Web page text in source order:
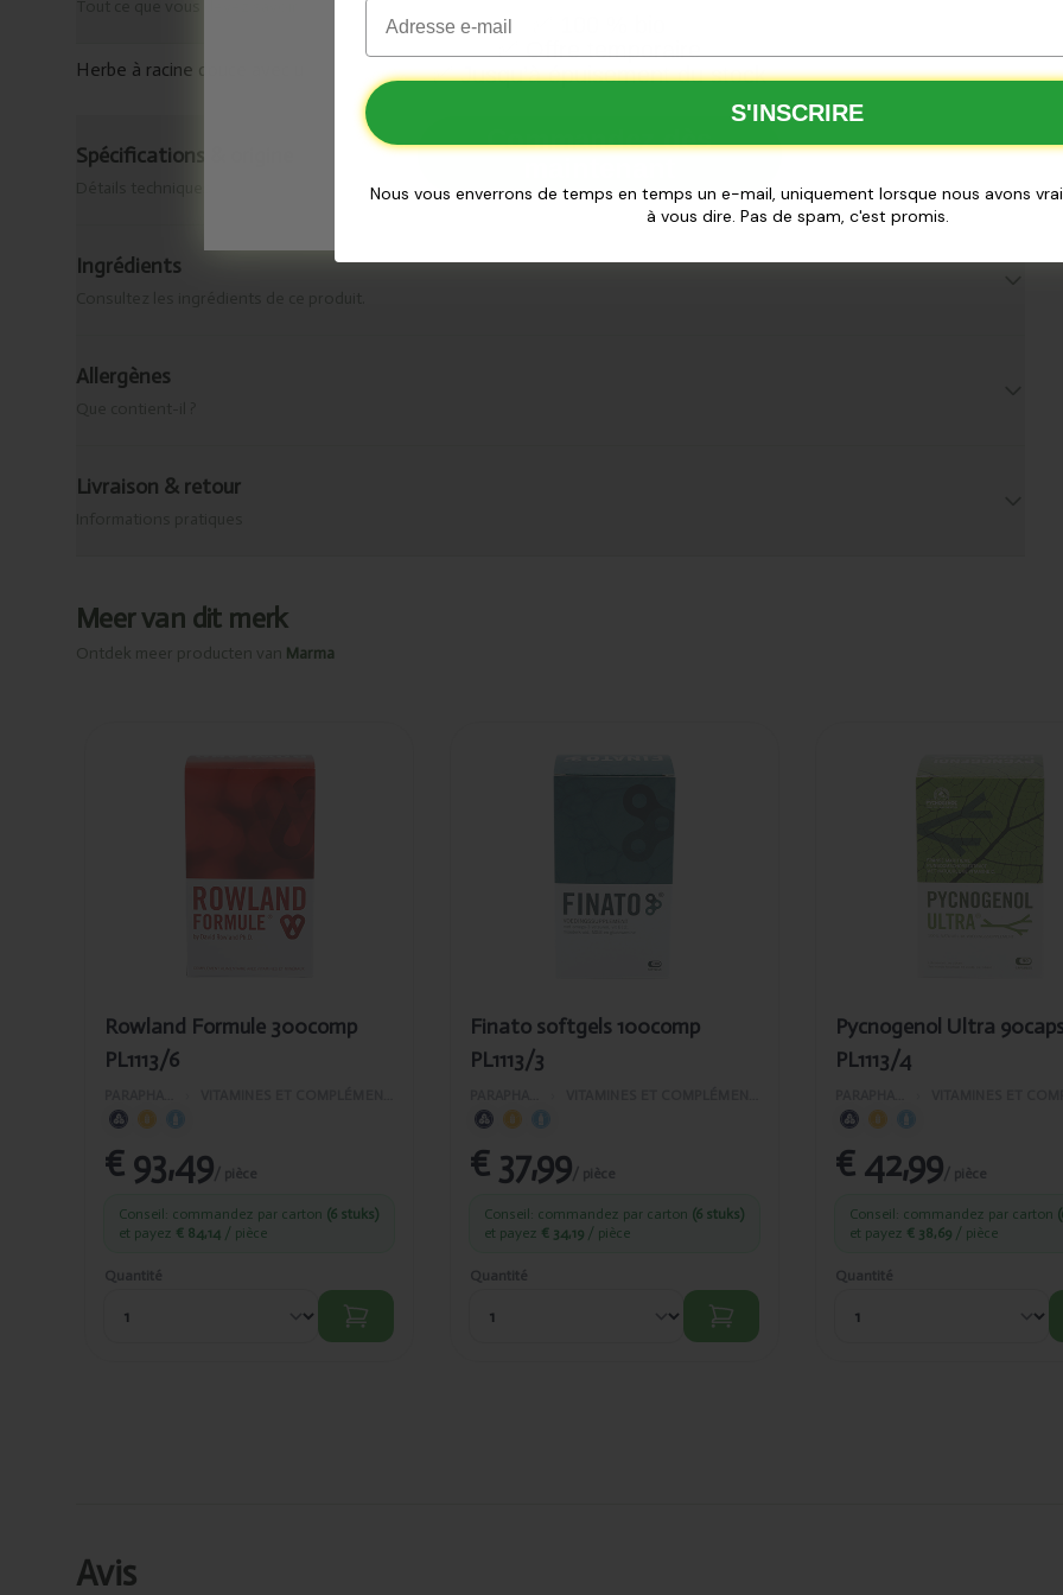
Herbe à racine douce avec une texture douce, légèrement sucrée et visqueuse en infusions.
Spécifications & origine
Ingrédients
Allergènes
Livraison & retour
Meer van dit merk
Ontdek meer producten van Marma
Rowland Formule 300comp
PL1113/6
€ 93,49/ pièce
Conseil: commandez par carton (6 stuks)
et payez € 84,14 / pièce
Quantité
Finato softgels 100comp
PL1113/3
€ 37,99/ pièce
Conseil: commandez par carton (6 stuks)
et payez € 34,19 / pièce
Quantité
Pycnogenol
Ultra 90caps
Pycnogenol Ultra
PL1113/4
€ 42,99/ pièce
Conseil: commandez par carton
et payez € 38,69 / pièce
Quantité
Avis
✅Offre temporaire
✅Jusqu’à épuisement du stock
Commandez dès
Email
S'INSCRIRE
Nous vous enverrons de temps en temps un e-mail, uniquement lorsque nous avons
à vous dire. Pas de spam, c'est promis.